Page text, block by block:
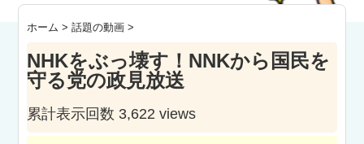
ホーム >話題の動画 >
NHKをぶっ壊す！NNKから国民を
守る党の政見放送
累計表示回数 3,622 views